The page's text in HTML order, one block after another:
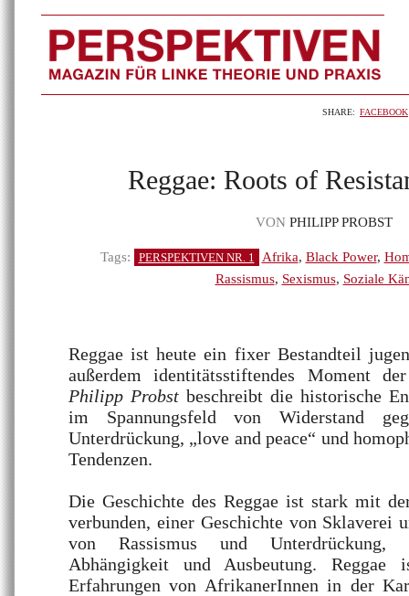
FACEBOOK
SHARE:
Reggae: Roots of
VON PHILIPP PROBST
Tags: PERSPEKTIVEN NR. 1 Afrika, Black Power,
Rassismus, Sexismus, Soziale
Reggae ist heute ein fixer Bestandteil
außerdem identitätsstiftendes Moment
Philipp Probst beschreibt die historische
im Spannungsfeld von Widerstand
Unterdrückung, „love and peace“ und
Tendenzen.
Die Geschichte des Reggae ist stark mit
verbunden, einer Geschichte von Sklaverei
von Rassismus und Unterdrückung,
Abhängigkeit und Ausbeutung.
Erfahrungen von AfrikanerInnen in der